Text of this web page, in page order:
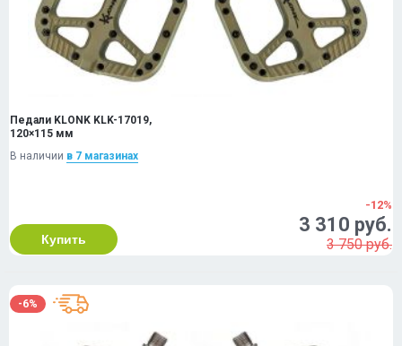
Педали KLONK KLK-17019,
120×115 мм
В наличии в 7 магазинах
Купить
-12%
3 310 руб.
3 750 руб.
-6%